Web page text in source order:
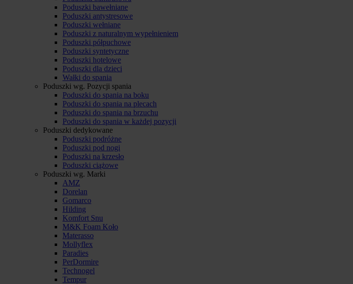
Poduszki bawełniane
Poduszki antystresowe
Poduszki wełniane
Poduszki z naturalnym wypełnieniem
Poduszki półpuchowe
Poduszki syntetyczne
Poduszki hotelowe
Poduszki dla dzieci
Wałki do spania
Poduszki wg. Pozycji spania
Poduszki do spania na boku
Poduszki do spania na plecach
Poduszki do spania na brzuchu
Poduszki do spania w każdej pozycji
Poduszki dedykowane
Poduszki podróżne
Poduszki pod nogi
Poduszki na krzesło
Poduszki ciążowe
Poduszki wg. Marki
AMZ
Dorelan
Gomarco
Hilding
Komfort Snu
M&K Foam Koło
Materasso
Mollyflex
Paradies
PerDormire
Technogel
Tempur